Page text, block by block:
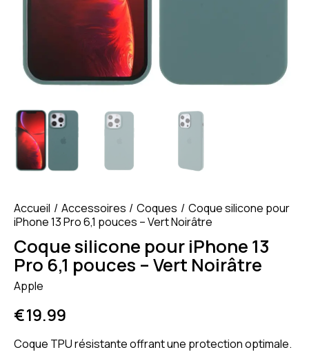
Accueil Accessoires Coques
Coque silicone pour
iPhone 13 Pro 6,1 pouces – Vert Noirâtre
Coque silicone pour iPhone 13
Pro 6,1 pouces – Vert Noirâtre
Apple
€19.99
Coque TPU résistante offrant une protection optimale.